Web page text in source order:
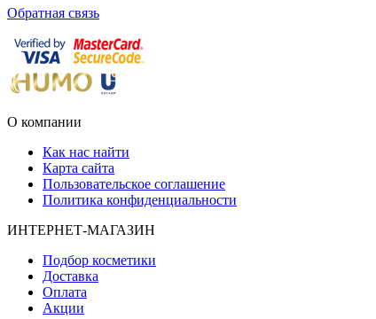
Обратная связь
О компании
Как нас найти
Карта сайта
Пользовательское соглашение
Политика конфиденциальности
ИНТЕРНЕТ-МАГАЗИН
Подбор косметики
Доставка
Оплата
Акции